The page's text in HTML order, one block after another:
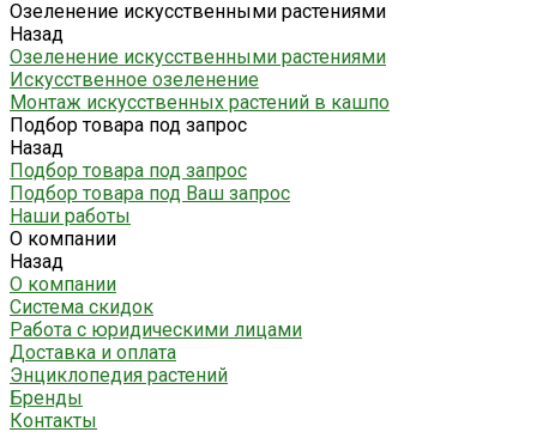
Озеленение искусственными растениями
Назад
Озеленение искусственными растениями
Искусственное озеленение
Монтаж искусственных растений в кашпо
Подбор товара под запрос
Назад
Подбор товара под запрос
Подбор товара под Ваш запрос
Наши работы
О компании
Назад
О компании
Система скидок
Работа с юридическими лицами
Доставка и оплата
Энциклопедия растений
Бренды
Контакты